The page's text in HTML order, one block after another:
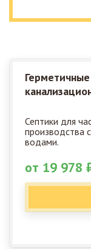
Септики для
производства
водами.
от 19 978